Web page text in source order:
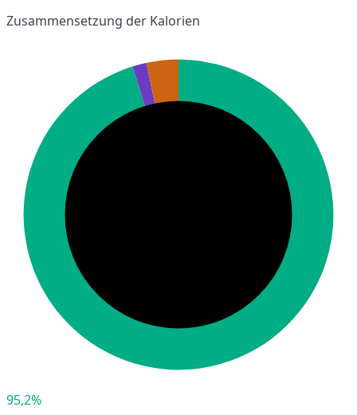
Zusammensetzung der Kalorien
95,2%